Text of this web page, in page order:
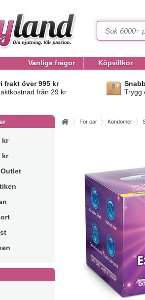
Vanliga frågor Köpvillkor
frakt över 995 kr
från 29 kr
Trygg
kr
kr
För par Kondomer